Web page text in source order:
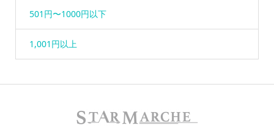
501円〜1000円以下
1,001円以上